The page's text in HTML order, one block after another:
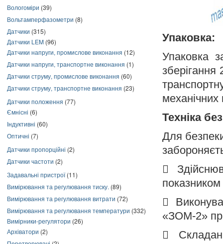
Вологоміри (39)
Вольтамперфазометри (8)
Датчики (315)
Датчики LEM (96)
Датчики напруги, промислове виконання (12)
Датчики напруги, транспортне виконання (1)
Датчики струму, промислове виконання (60)
Датчики струму, транспортне виконання (23)
Датчики положення (77)
Ємнісні (6)
Індуктивні (60)
Оптичні (7)
Датчики пропорційні (2)
Датчики частоти (2)
Задавальні пристрої(11)
Вимірювання та регулювання тиску. (89)
Вимірювання та регулювання витрати (72)
Вимірювання та регулювання температури (332)
Вимірники-регулятори (26)
Архіватори (2)
Упаковка:
Упаковка
Техніка
Для

показником

«ЗОМ-2»
